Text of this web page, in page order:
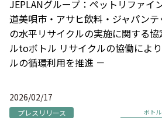
JEPLANグループ：ペットリファイ
道美唄市・アサヒ飲料・ジャパン
の水平リサイクルの実施に関する
ルtoボトル リサイクルの協働によ
ルの循環利用を推進 －
2026/02/17
プレスリリース ボトル